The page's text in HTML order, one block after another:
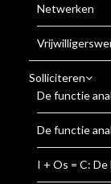
Netwerken
Solliciteren
De functie
De functie
I + Os = C: